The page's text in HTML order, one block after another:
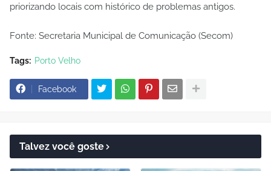
priorizando locais com histórico de problemas antigos.
Fonte: Secretaria Municipal de Comunicação (Secom)
Tags: Porto Velho
Facebook
Talvez você goste